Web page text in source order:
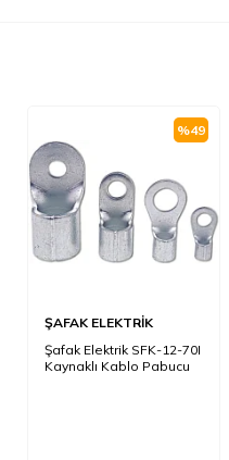
%49
ŞAFAK ELEKTRİK
Şafak Elektrik SFK-12-70I
Kaynaklı Kablo Pabucu